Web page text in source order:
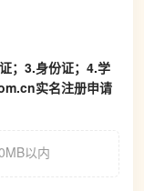
；3.身份证；4.学
实名注册申请
以内